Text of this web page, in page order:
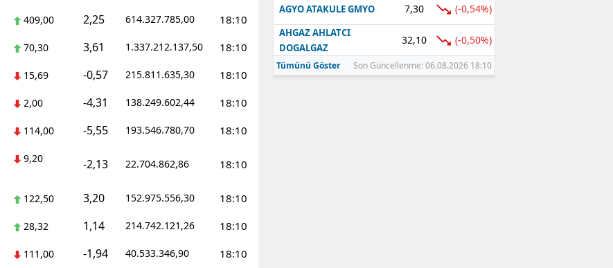
409,00 2,25 614.327.785,00 18:10
70,30 3,61 1.337.212.137,50 18:10
15,69 -0,57 215.811.635,30 18:10
2,00 -4,31 138.249.602,44 18:10
114,00 -5,55 193.546.780,70 18:10
9,20 -2,13 22.704.862,86 18:10
122,50 3,20 152.975.556,30 18:10
28,32 1,14 214.742.121,26 18:10
111,00 -1,94 40.533.346,90 18:10
AGYO ATAKULE GMYO 7,30 (-0,54%)
AHGAZ AHLATCI
DOGALGAZ
32,10 (-0,50%)
Tümünü Göster Son Güncellenme: 06.08.2026 18:10